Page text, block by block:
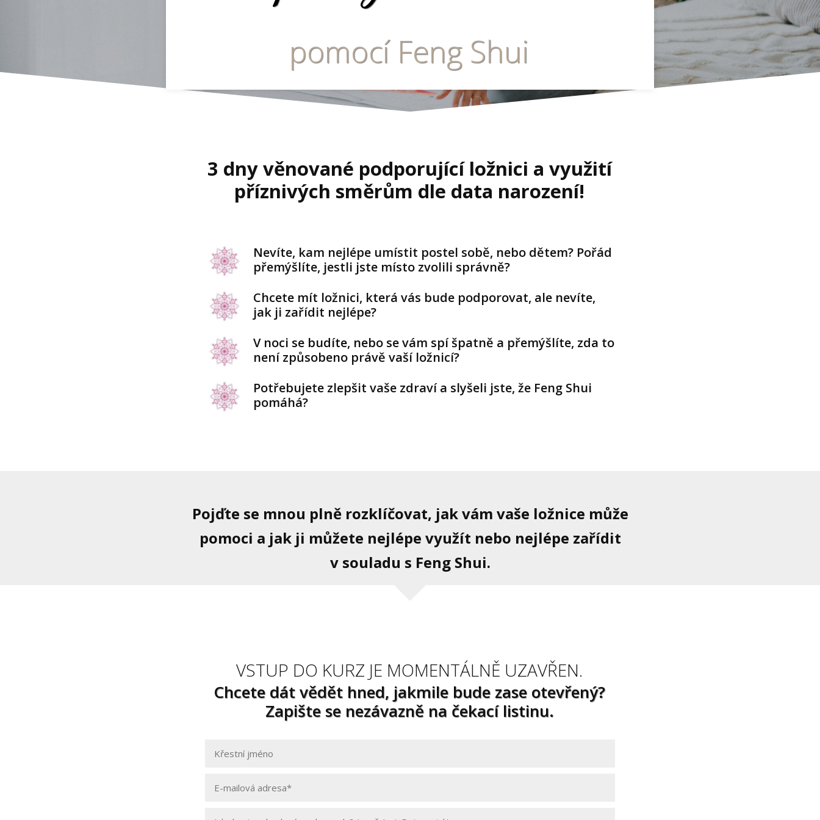
pomocí Feng Shui
3 dny věnované podporující ložnici a využití
příznivých směrům dle data narození!
Nevíte, kam nejlépe umístit postel sobě, nebo dětem? Pořád
přemýšlíte, jestli jste místo zvolili správně?
Chcete mít ložnici, která vás bude podporovat, ale nevíte,
jak ji zařídit nejlépe?
V noci se budíte, nebo se vám spí špatně a přemýšlíte, zda to
není způsobeno právě vaší ložnicí?
Potřebujete zlepšit vaše zdraví a slyšeli jste, že Feng Shui
pomáhá?
Pojďte se mnou plně rozklíčovat, jak vám vaše ložnice může
pomoci a jak ji můžete nejlépe využít nebo nejlépe zařídit
v souladu s Feng Shui.
VSTUP DO KURZ JE MOMENTÁLNĚ UZAVŘEN.
Chcete dát vědět hned, jakmile bude zase otevřený?
Zapište se nezávazně na čekací listinu.